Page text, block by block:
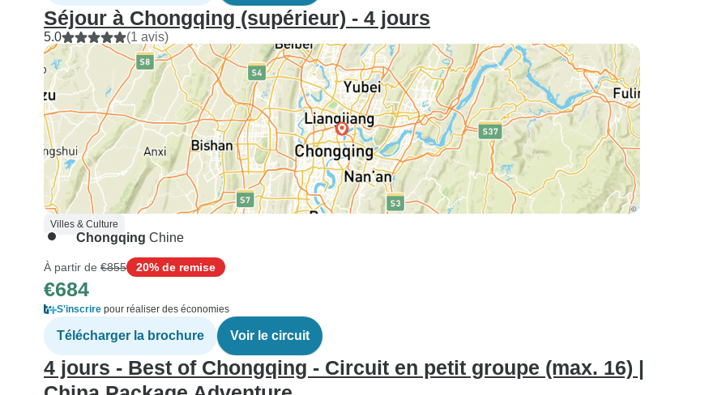
Séjour à Chongqing (supérieur) - 4 jours
5.0 (1 avis)
Villes & Culture
Chongqing Chine
À partir de €855 20% de remise
€684
S'inscrire pour réaliser des économies
Télécharger la brochure Voir le circuit
4 jours - Best of Chongqing - Circuit en petit groupe (max. 16) |